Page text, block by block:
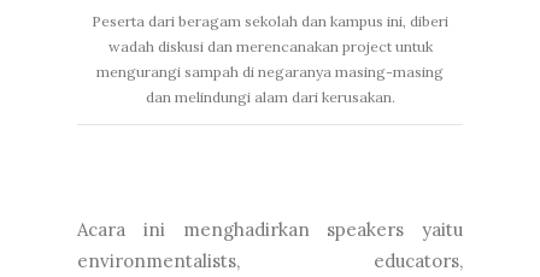
Peserta dari beragam sekolah dan kampus ini, diberi
wadah diskusi dan merencanakan project untuk
mengurangi sampah di negaranya masing-masing
dan melindungi alam dari kerusakan.
Acara ini menghadirkan speakers yaitu
environmentalists, educators,